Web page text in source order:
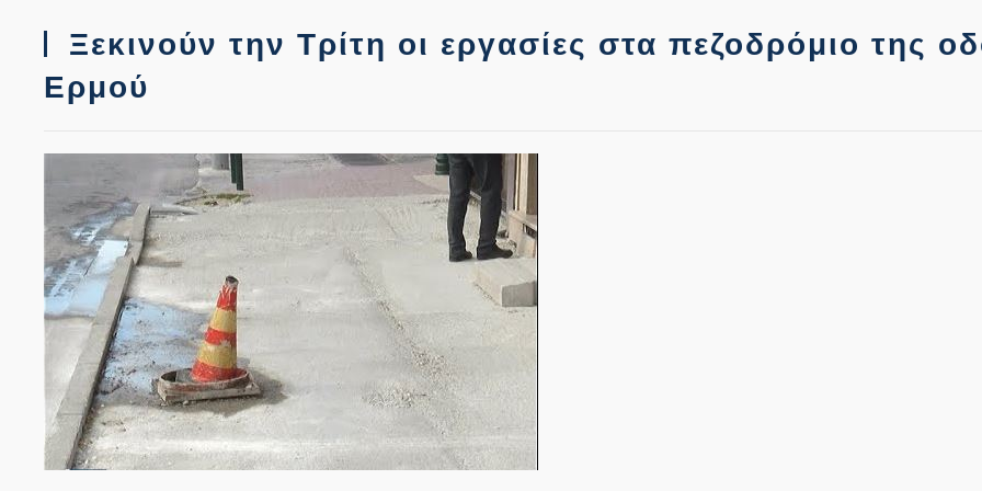
Ξεκινούν την Τρίτη οι εργασίες στα πεζοδρόμιο της
Ερμού